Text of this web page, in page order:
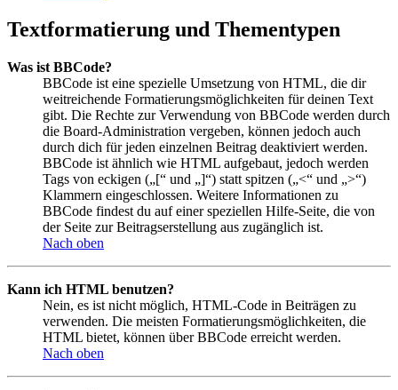
Textformatierung und Thementypen
Was ist BBCode?
BBCode ist eine spezielle Umsetzung von HTML, die dir
weitreichende Formatierungsmöglichkeiten für deinen Text
gibt. Die Rechte zur Verwendung von BBCode werden durch
die Board-Administration vergeben, können jedoch auch
durch dich für jeden einzelnen Beitrag deaktiviert werden.
BBCode ist ähnlich wie HTML aufgebaut, jedoch werden
Tags von eckigen („[“ und „]“) statt spitzen („<“ und „>“)
Klammern eingeschlossen. Weitere Informationen zu
BBCode findest du auf einer speziellen Hilfe-Seite, die von
der Seite zur Beitragserstellung aus zugänglich ist.
Nach oben
Kann ich HTML benutzen?
Nein, es ist nicht möglich, HTML-Code in Beiträgen zu
verwenden. Die meisten Formatierungsmöglichkeiten, die
HTML bietet, können über BBCode erreicht werden.
Nach oben